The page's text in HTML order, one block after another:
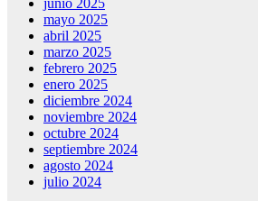
junio 2025
mayo 2025
abril 2025
marzo 2025
febrero 2025
enero 2025
diciembre 2024
noviembre 2024
octubre 2024
septiembre 2024
agosto 2024
julio 2024